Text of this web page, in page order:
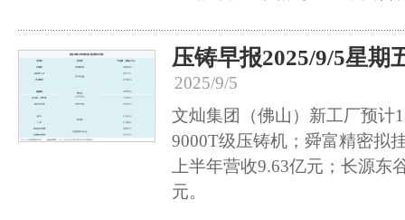
压铸早报2025/9/5星期
2025/9/5
文灿集团（佛山）新工厂预计
9000T级压铸机；舜富精密拟
上半年营收9.63亿元；长源东
元。